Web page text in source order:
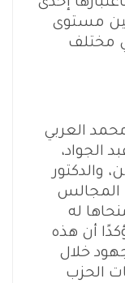
مستوى
مختلف
العربي
الجواد،
والدكتور
المجالس
له
أن هذه
خلال
الحزب